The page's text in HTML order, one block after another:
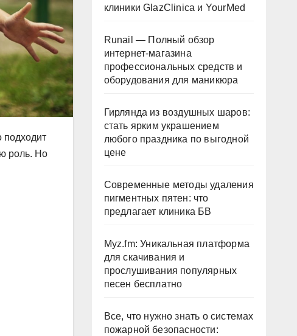
подходит
роль. Но
клиники GlazClinica и YourMed
Runail — Полный обзор
интернет-магазина
профессиональных средств и
оборудования для маникюра
Гирлянда из воздушных шаров:
стать ярким украшением
любого праздника по выгодной
цене
Современные методы удаления
пигментных пятен: что
предлагает клиника БВ
Myz.fm: Уникальная платформа
для скачивания и
прослушивания популярных
песен бесплатно
Все, что нужно знать о системах
пожарной безопасности: